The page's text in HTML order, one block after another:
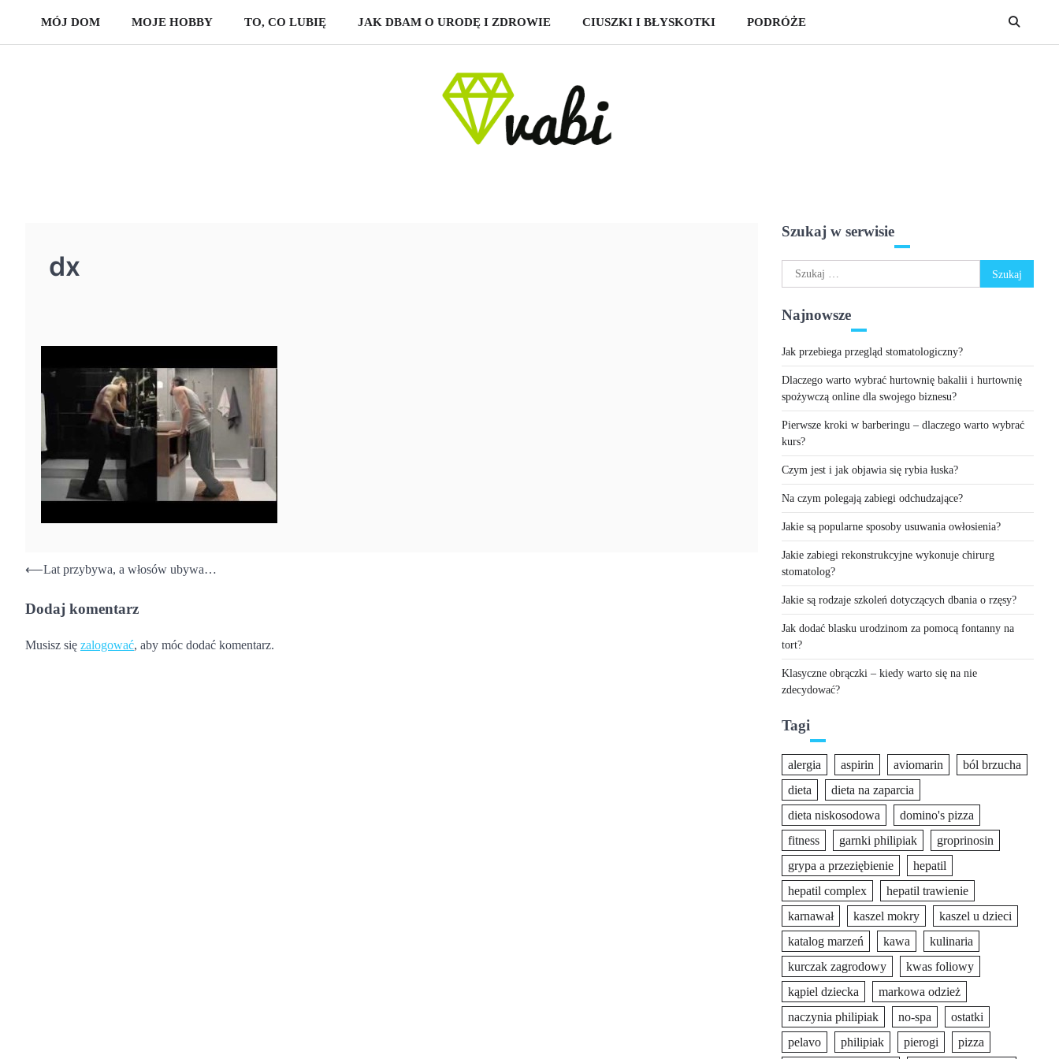
content
MÓJ DOM MOJE HOBBY TO, CO LUBIĘ JAK DBAM O URODĘ I ZDROWIE CIUSZKI I BŁYSKOTKI PODRÓŻE
dx
Nawigacja
⟵Lat przybywa, a włosów ubywa…
Dodaj komentarz
Musisz się zalogować, aby móc dodać komentarz.
Szukaj w serwisie
Szukaj:
Najnowsze
Jak przebiega przegląd stomatologiczny?
Dlaczego warto wybrać hurtownię bakalii i hurtownię
spożywczą online dla swojego biznesu?
Pierwsze kroki w barberingu – dlaczego warto wybrać
kurs?
Czym jest i jak objawia się rybia łuska?
Na czym polegają zabiegi odchudzające?
Jakie są popularne sposoby usuwania owłosienia?
Jakie zabiegi rekonstrukcyjne wykonuje chirurg
stomatolog?
Jakie są rodzaje szkoleń dotyczących dbania o rzęsy?
Jak dodać blasku urodzinom za pomocą fontanny na
tort?
Klasyczne obrączki – kiedy warto się na nie
zdecydować?
Tagi
alergia aspirin aviomarin
ból brzucha
dieta
dieta na zaparcia
dieta niskosodowa
domino's pizza
fitness
garnki philipiak
groprinosin
grypa a przeziębienie
hepatil
hepatil complex
hepatil trawienie
karnawał
kaszel mokry
kaszel u dzieci
katalog marzeń
kawa
kulinaria
kurczak zagrodowy
kwas foliowy
kąpiel dziecka
markowa odzież
naczynia philipiak
no-spa
ostatki
pelavo
philipiak pierogi pizza